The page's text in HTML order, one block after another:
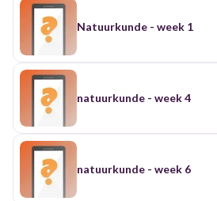
Natuurkunde - week 1
natuurkunde - week 4
natuurkunde - week 6